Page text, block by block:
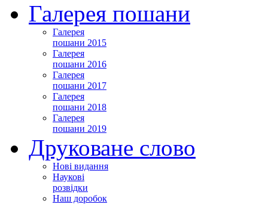
Галерея пошани
Галерея
пошани 2015
Галерея
пошани 2016
Галерея
пошани 2017
Галерея
пошани 2018
Галерея
пошани 2019
Друковане слово
Нові видання
Наукові
розвідки
Наш доробок